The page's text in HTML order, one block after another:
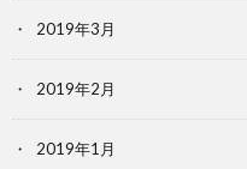
2019年3月
2019年2月
2019年1月